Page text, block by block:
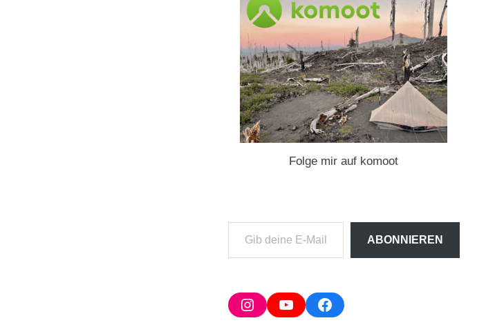
Folge mir auf komoot
deine
Adresse
ein ...
ABONNIEREN
InstagramYouTubeFacebook